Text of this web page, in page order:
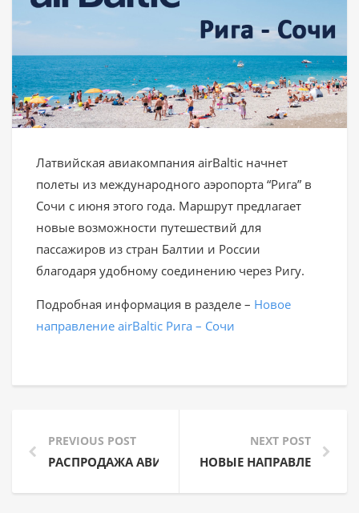
Латвийская авиакомпания airBaltic начнет
полеты из международного аэропорта “Рига” в
Сочи с июня этого года. Маршрут предлагает
новые возможности путешествий для
пассажиров из стран Балтии и России
благодаря удобному соединению через Ригу.
Подробная информация в разделе – Новое
направление airBaltic Рига – Сочи
PREVIOUS POST
РАСПРОДАЖА АВИАБИЛЕТОВ FINNAIR
NEXT POST
НОВЫЕ НАПРАВЛЕНИЯ